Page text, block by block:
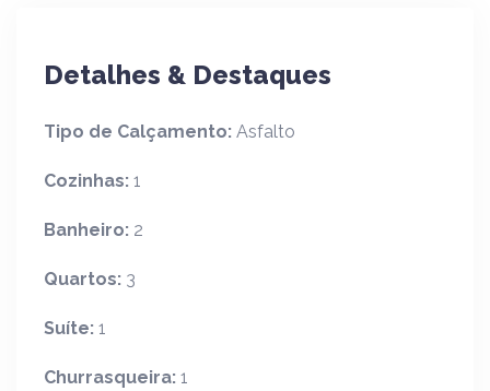
Detalhes & Destaques
Tipo de Calçamento: Asfalto
Cozinhas: 1
Banheiro: 2
Quartos: 3
Suíte: 1
Churrasqueira: 1